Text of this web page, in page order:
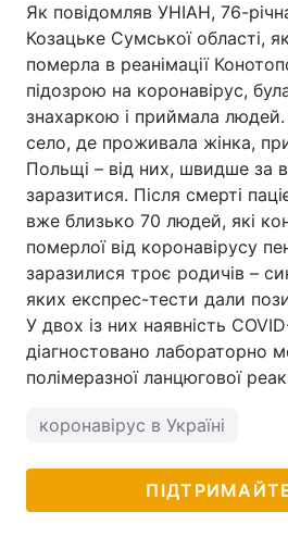
Як повідомляв УНІАН, 76-
Козацьке Сумської області,
померла в реанімації
підозрою на коронавірус,
знахаркою і приймала
село, де проживала жінка,
Польщі – від них, швидше за
заразитися. Після смерті
вже близько 70 людей, які
померлої від коронавірусу
заразилися троє родичів –
яких експрес-тести дали
У двох із них наявність
діагностовано лабораторно
полімеразної ланцюгової
коронавірус в Україні